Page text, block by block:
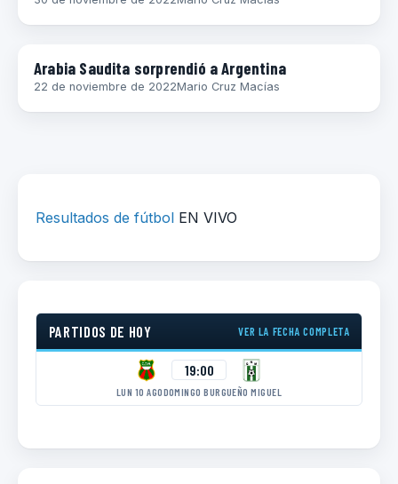
Arabia Saudita sorprendió a Argentina
22 de noviembre de 2022Mario Cruz Macías
Resultados de fútbol EN VIVO
PARTIDOS DE HOY VER LA FECHA COMPLETA
19:00
LUN 10 AGODOMINGO BURGUEÑO MIGUEL